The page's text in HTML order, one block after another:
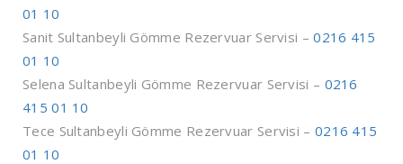
01 10
Sanit Sultanbeyli Gömme Rezervuar Servisi –0216 415
01 10
Selena Sultanbeyli Gömme Rezervuar Servisi – 0216
415 01 10
Tece Sultanbeyli Gömme Rezervuar Servisi – 0216 415
01 10